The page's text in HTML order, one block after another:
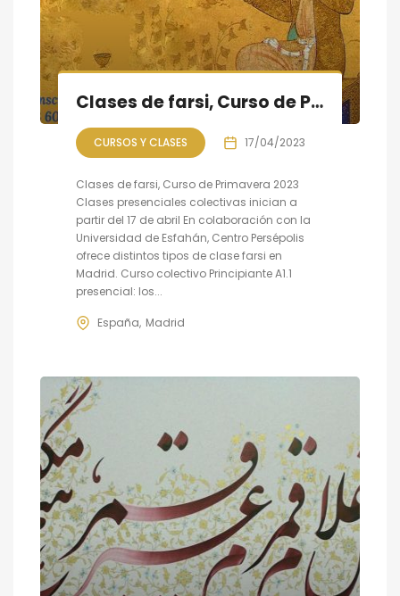
Clases de farsi, Curso de Primavera 2023 empieza a partir del 17 de abril
CURSOS Y CLASES 17/04/2023
Clases de farsi, Curso de Primavera 2023
Clases presenciales colectivas inician a
partir del 17 de abril En colaboración con la
Universidad de Esfahán, Centro Persépolis
ofrece distintos tipos de clase farsi en
Madrid. Curso colectivo Principiante A1.1
presencial: los...
España Madrid